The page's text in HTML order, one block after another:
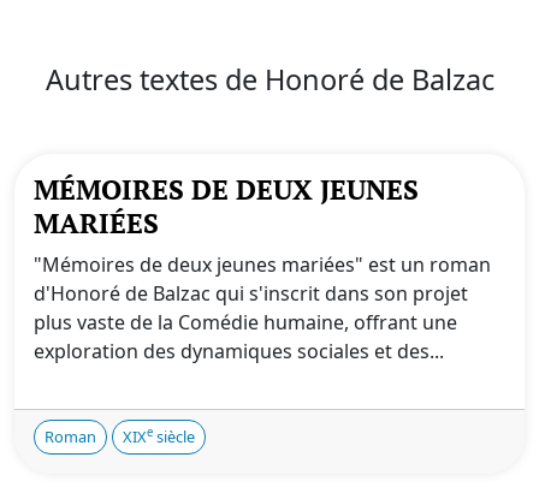
Autres textes de Honoré de Balzac
MÉMOIRES DE DEUX JEUNES
MARIÉES
"Mémoires de deux jeunes mariées" est un roman
d'Honoré de Balzac qui s'inscrit dans son projet
plus vaste de la Comédie humaine, offrant une
exploration des dynamiques sociales et des...
Roman XIXe siècle